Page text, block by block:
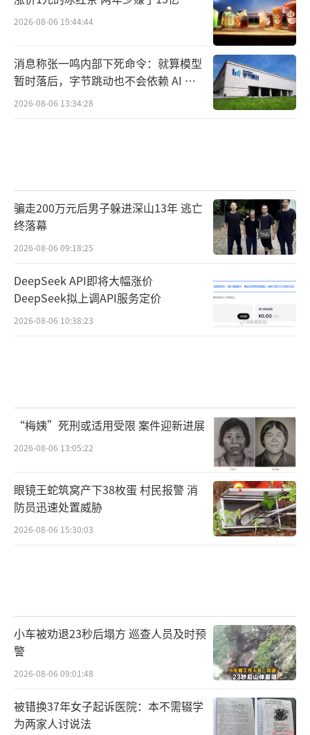
2026-08-06 15:44:44
消息称张一鸣内部下死命令：就算模型
暂时落后，字节跳动也不会依赖 AI 蒸
馏技术
2026-08-06 13:34:28
骗走200万元后男子躲进深山13年 逃亡
终落幕
2026-08-06 09:18:25
DeepSeek API即将大幅涨价
DeepSeek拟上调API服务定价
2026-08-06 10:38:23
“梅姨”死刑或适用受限 案件迎新进展
2026-08-06 13:05:22
眼镜王蛇筑窝产下38枚蛋 村民报警 消
防员迅速处置威胁
2026-08-06 15:30:03
小车被劝退23秒后塌方 巡查人员及时预
警
2026-08-06 09:01:48
被错换37年女子起诉医院：本不需辍学
为两家人讨说法